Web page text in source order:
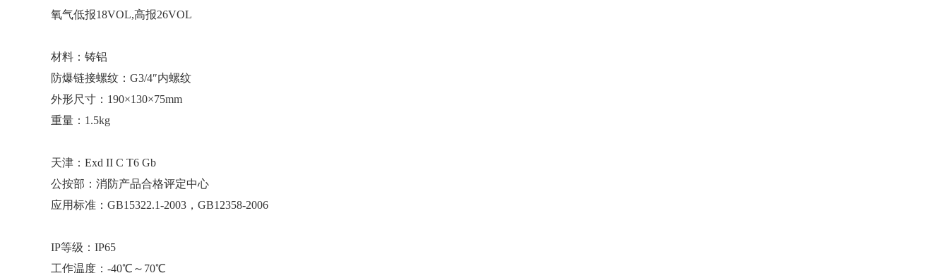
氧气低报18VOL,高报26VOL
材料：铸铝
防爆链接螺纹：G3/4″内螺纹
外形尺寸：190×130×75mm
重量：1.5kg
天津：Exd II C T6 Gb
公按部：消防产品合格评定中心
应用标准：GB15322.1-2003，GB12358-2006
IP等级：IP65
工作温度：-40℃～70℃